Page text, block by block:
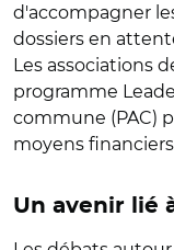
d'accompagner
dossiers en
Les associations
programme
commune (PAC)
moyens
Un avenir lié